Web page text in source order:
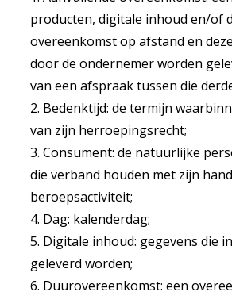
producten, digitale inhoud en/of
overeenkomst op afstand en
door de ondernemer worden
van een afspraak tussen die
2. Bedenktijd: de termijn
van zijn herroepingsrecht;
3. Consument: de natuurlijke
die verband houden met zijn
beroepsactiviteit;
4. Dag: kalenderdag;
5. Digitale inhoud: gegevens die
geleverd worden;
6. Duurovereenkomst: een